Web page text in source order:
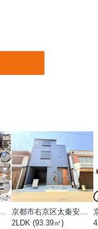
2LDK (93.39㎡)